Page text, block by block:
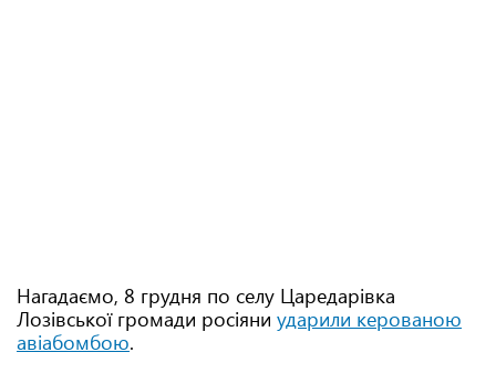
Нагадаємо, 8 грудня по селу Царедарівка
Лозівської громади росіяни ударили керованою
авіабомбою.